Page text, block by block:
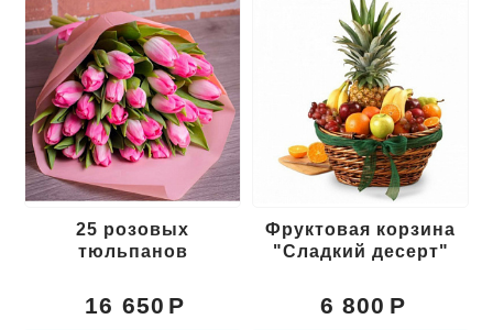
25 розовых
тюльпанов
16 650
Фруктовая корзина
"Сладкий десерт"
6 800